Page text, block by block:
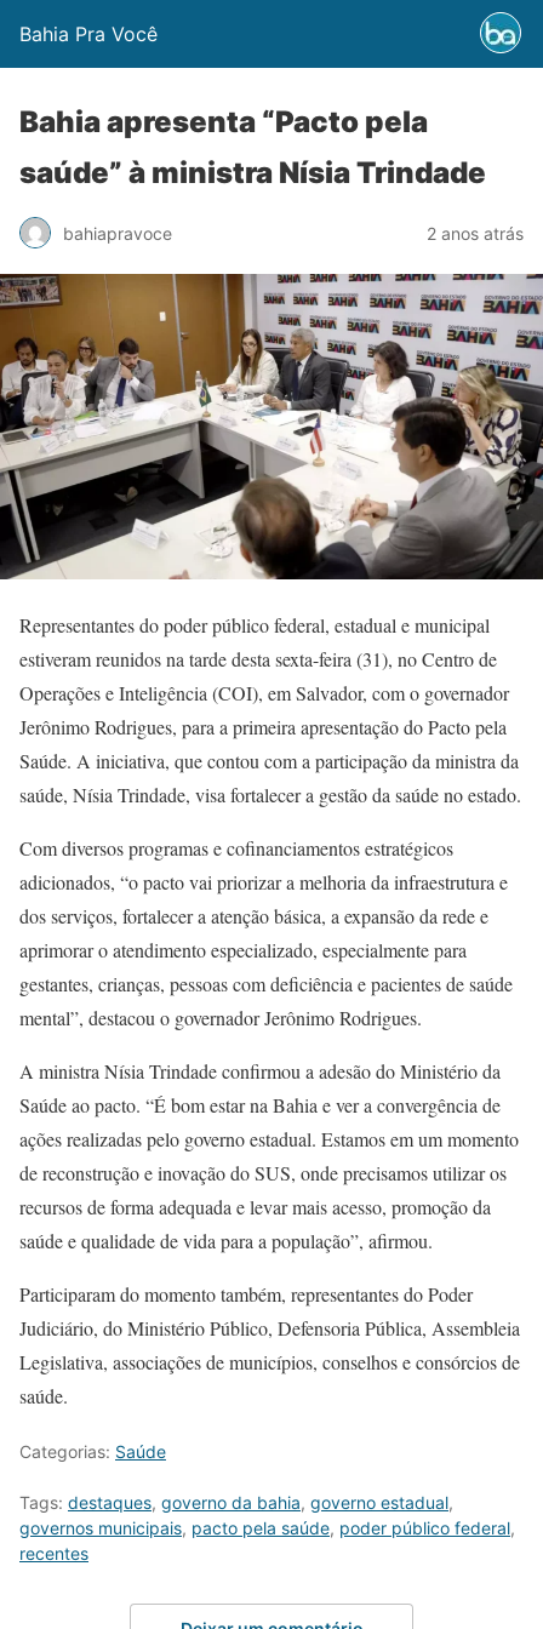
Bahia Pra Você
Bahia apresenta “Pacto pela
saúde” à ministra Nísia Trindade
bahiapravoce 2 anos atrás
Representantes do poder público federal, estadual e municipal
estiveram reunidos na tarde desta sexta-feira (31), no Centro de
Operações e Inteligência (COI), em Salvador, com o governador
Jerônimo Rodrigues, para a primeira apresentação do Pacto pela
Saúde. A iniciativa, que contou com a participação da ministra da
saúde, Nísia Trindade, visa fortalecer a gestão da saúde no estado.
Com diversos programas e cofinanciamentos estratégicos
adicionados, “o pacto vai priorizar a melhoria da infraestrutura e
dos serviços, fortalecer a atenção básica, a expansão da rede e
aprimorar o atendimento especializado, especialmente para
gestantes, crianças, pessoas com deficiência e pacientes de saúde
mental”, destacou o governador Jerônimo Rodrigues.
A ministra Nísia Trindade confirmou a adesão do Ministério da
Saúde ao pacto. “É bom estar na Bahia e ver a convergência de
ações realizadas pelo governo estadual. Estamos em um momento
de reconstrução e inovação do SUS, onde precisamos utilizar os
recursos de forma adequada e levar mais acesso, promoção da
saúde e qualidade de vida para a população”, afirmou.
Participaram do momento também, representantes do Poder
Judiciário, do Ministério Público, Defensoria Pública, Assembleia
Legislativa, associações de municípios, conselhos e consórcios de
saúde.
Categorias: Saúde
Tags: destaques, governo da bahia, governo estadual,
governos municipais, pacto pela saúde, poder público federal,
recentes